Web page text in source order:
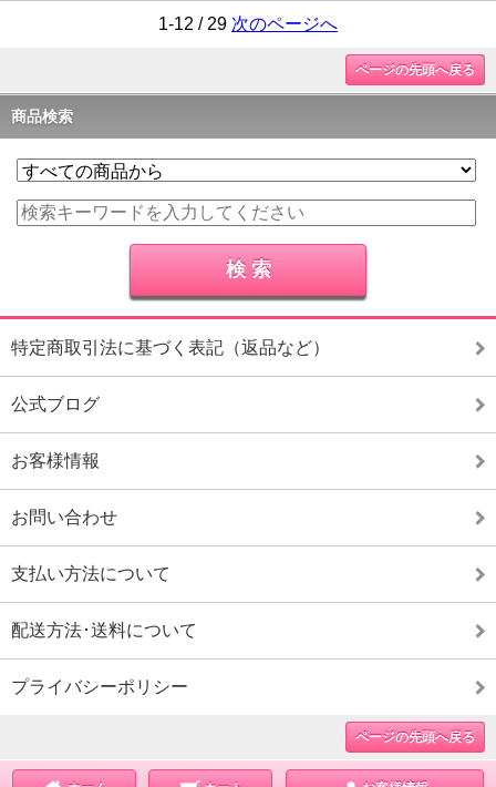
1-12 / 29 次のページへ
ページの先頭へ戻る
商品検索
特定商取引法に基づく表記（返品など）
公式ブログ
お客様情報
お問い合わせ
支払い方法について
配送方法･送料について
プライバシーポリシー
ページの先頭へ戻る